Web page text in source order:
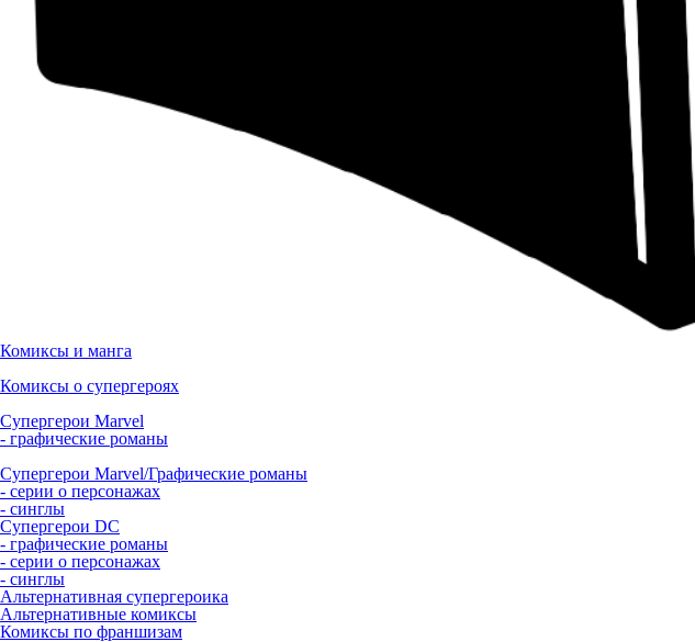
Комиксы и манга
Комиксы о супергероях
Супергерои Marvel
- графические романы
Супергерои Marvel/Графические романы
- серии о персонажах
- синглы
Супергерои DC
- графические романы
- серии о персонажах
- синглы
Альтернативная супергероика
Альтернативные комиксы
Комиксы по франшизам